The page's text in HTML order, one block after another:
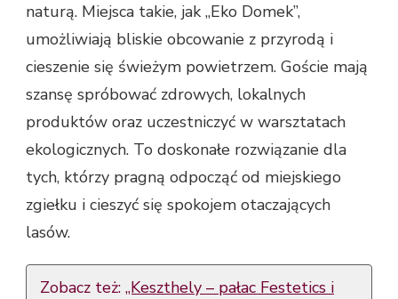
naturą. Miejsca takie, jak „Eko Domek”,
umożliwiają bliskie obcowanie z przyrodą i
cieszenie się świeżym powietrzem. Goście mają
szansę spróbować zdrowych, lokalnych
produktów oraz uczestniczyć w warsztatach
ekologicznych. To doskonałe rozwiązanie dla
tych, którzy pragną odpocząć od miejskiego
zgiełku i cieszyć się spokojem otaczających
lasów.
Zobacz też: „Keszthely – pałac Festetics i